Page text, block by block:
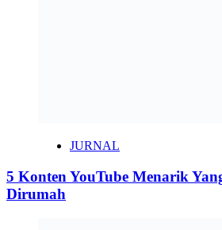
JURNAL
5 Konten YouTube Menarik
Dirumah